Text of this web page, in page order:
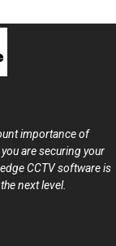
importance of
are securing your
CCTV software is
next level.